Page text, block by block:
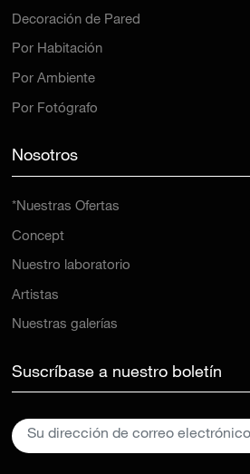
Decoración de Pared
Por Habitación
Por Ambiente
Por Fotógrafo
Nosotros
*Nuestras Ofertas
Concept
Nuestro laboratorio
Artistas
Nuestras galerías
Suscríbase a nuestro boletín